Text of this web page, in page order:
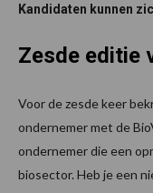
Kandidaten kunnen
Zesde editie
Voor de zesde keer
ondernemer met de
ondernemer die een
biosector. Heb je een